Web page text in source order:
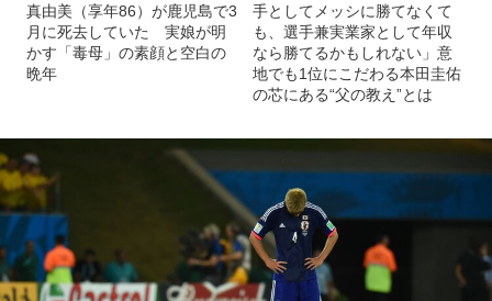
真由美（享年86）が鹿児島で3
月に死去していた 実娘が明
かす「毒母」の素顔と空白の
晩年
手としてメッシに勝てなくて
も、選手兼実業家として年収
なら勝てるかもしれない」意
地でも1位にこだわる本田圭佑
の芯にある“父の教え”とは